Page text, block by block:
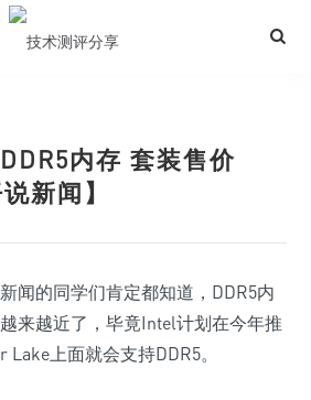
内存 套装售价
新闻】
闻的同学们肯定都知道，DDR5内
来越近了，毕竟Intel计划在今年推
上面就会支持DDR5。